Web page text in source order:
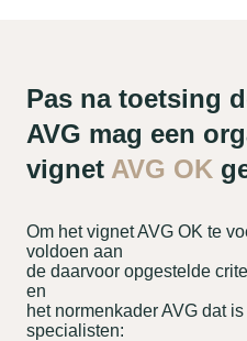
Pas na toetsing
AVG mag een
vignet AVG OK
Om het vignet AVG OK te
voldoen aan
de daarvoor opgestelde
en
het normenkader AVG dat
specialisten: